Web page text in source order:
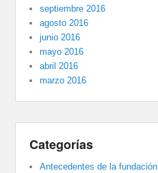
septiembre 2016
agosto 2016
junio 2016
mayo 2016
abril 2016
marzo 2016
Categorías
Antecedentes de la fundación